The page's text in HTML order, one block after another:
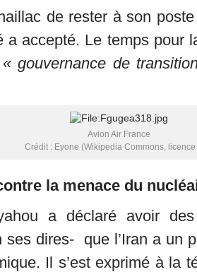
de rester à son
a accepté. Le temps pour
« gouvernance de
Avion Air France
Crédit : Eyone (Wikipedia Commons,
la menace du
a déclaré avoir
ses dires- que l’Iran a un
Il s’est exprimé à la